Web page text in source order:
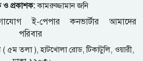
ও প্রকাশক:কামরুজ্জামান জনি
ই-পেপার কনভার্টার
আমাদের
পরিবার
তলা ), হাটখোলা রোড, টিকাটুলি, ওয়ারী,